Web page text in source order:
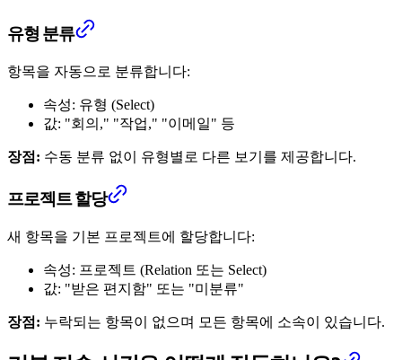
유형 분류
항목을 자동으로 분류합니다:
속성: 유형 (Select)
값: "회의," "작업," "이메일" 등
장점: 수동 분류 없이 유형별로 다른 보기를 제공합니다.
프로젝트 할당
새 항목을 기본 프로젝트에 할당합니다:
속성: 프로젝트 (Relation 또는 Select)
값: "받은 편지함" 또는 "미분류"
장점: 누락되는 항목이 없으며 모든 항목에 소속이 있습니다.